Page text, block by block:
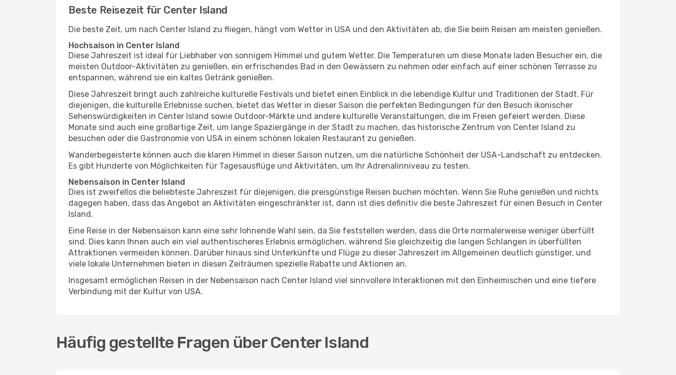
Beste Reisezeit für Center Island
Die beste Zeit, um nach Center Island zu fliegen, hängt vom Wetter in USA und den Aktivitäten ab, die Sie beim Reisen am meisten genießen.
Hochsaison in Center Island
Diese Jahreszeit ist ideal für Liebhaber von sonnigem Himmel und gutem Wetter. Die Temperaturen um diese Monate laden Besucher ein, die
meisten Outdoor-Aktivitäten zu genießen, ein erfrischendes Bad in den Gewässern zu nehmen oder einfach auf einer schönen Terrasse zu
entspannen, während sie ein kaltes Getränk genießen.
Diese Jahreszeit bringt auch zahlreiche kulturelle Festivals und bietet einen Einblick in die lebendige Kultur und Traditionen der Stadt. Für
diejenigen, die kulturelle Erlebnisse suchen, bietet das Wetter in dieser Saison die perfekten Bedingungen für den Besuch ikonischer
Sehenswürdigkeiten in Center Island sowie Outdoor-Märkte und andere kulturelle Veranstaltungen, die im Freien gefeiert werden. Diese
Monate sind auch eine großartige Zeit, um lange Spaziergänge in der Stadt zu machen, das historische Zentrum von Center Island zu
besuchen oder die Gastronomie von USA in einem schönen lokalen Restaurant zu genießen.
Wanderbegeisterte können auch die klaren Himmel in dieser Saison nutzen, um die natürliche Schönheit der USA-Landschaft zu entdecken.
Es gibt Hunderte von Möglichkeiten für Tagesausflüge und Aktivitäten, um Ihr Adrenalinniveau zu testen.
Nebensaison in Center Island
Dies ist zweifellos die beliebteste Jahreszeit für diejenigen, die preisgünstige Reisen buchen möchten. Wenn Sie Ruhe genießen und nichts
dagegen haben, dass das Angebot an Aktivitäten eingeschränkter ist, dann ist dies definitiv die beste Jahreszeit für einen Besuch in Center
Island.
Eine Reise in der Nebensaison kann eine sehr lohnende Wahl sein, da Sie feststellen werden, dass die Orte normalerweise weniger überfüllt
sind. Dies kann Ihnen auch ein viel authentischeres Erlebnis ermöglichen, während Sie gleichzeitig die langen Schlangen in überfüllten
Attraktionen vermeiden können. Darüber hinaus sind Unterkünfte und Flüge zu dieser Jahreszeit im Allgemeinen deutlich günstiger, und
viele lokale Unternehmen bieten in diesen Zeiträumen spezielle Rabatte und Aktionen an.
Insgesamt ermöglichen Reisen in der Nebensaison nach Center Island viel sinnvollere Interaktionen mit den Einheimischen und eine tiefere
Verbindung mit der Kultur von USA.
Häufig gestellte Fragen über Center Island